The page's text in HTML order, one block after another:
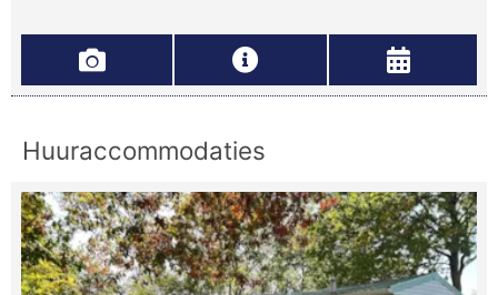
Huuraccommodaties